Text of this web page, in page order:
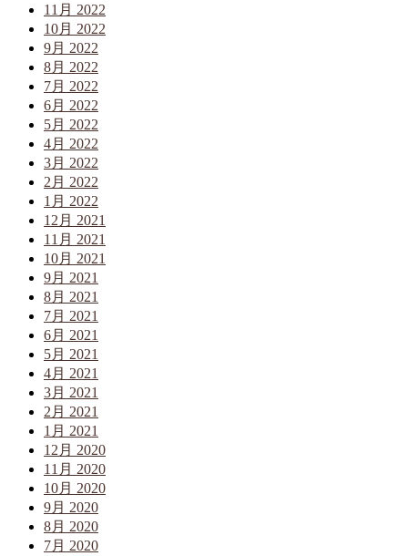
11月 2022
10月 2022
9月 2022
8月 2022
7月 2022
6月 2022
5月 2022
4月 2022
3月 2022
2月 2022
1月 2022
12月 2021
11月 2021
10月 2021
9月 2021
8月 2021
7月 2021
6月 2021
5月 2021
4月 2021
3月 2021
2月 2021
1月 2021
12月 2020
11月 2020
10月 2020
9月 2020
8月 2020
7月 2020